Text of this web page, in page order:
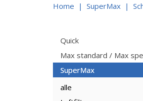
Home SuperMax
Quick
Max standard / Max
SuperMax
alle